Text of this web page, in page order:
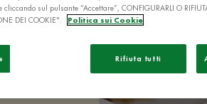
sul pulsante “Accettare”, CONFIGURARLI O
DEI COOKIE".
Politica sui Cookie
Rifiuta tutti